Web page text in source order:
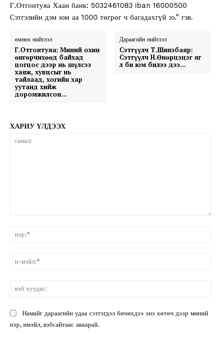
Г.Отгонтуяа Хаан банк: 5032461083 iban 16000500
Сэтгэлийн дэм юм аа 1000 төгрөг ч багадахгүй ээ.” гэв.
өмнөх нийтлэл
Г.Отгонтуяа: Миний охин
өнгөрчихөөд байхад
цогцос дээр нь шүлсээ
хаяж, хувцсыг нь
тайлаад, хогийн хар
уутанд хийж
доромжилсон…
Дараагийн нийтлэл
Сэтгүүлч Т.Шинэбаяр:
Сэтгүүлч Н.Өнөрцэцэг яг
л би юм билээ дээ…
ХАРИУ ҮЛДЭЭХ
Намайг дараагийн удаа сэтгэгдэл бичихдээ энэ хөтөч дээр миний
нэр, имэйл, вэбсайтаас аваарай.